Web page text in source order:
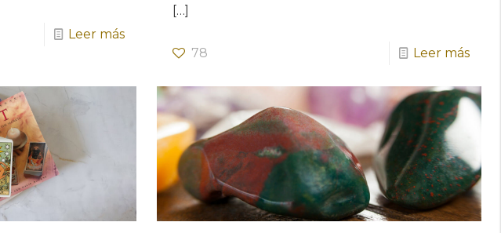
Leer más
[…]
78 Leer más